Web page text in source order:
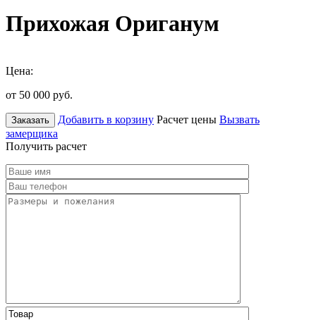
Прихожая Ориганум
Цена:
от 50 000 руб.
Заказать Добавить в корзину Расчет цены Вызвать
замерщика
Получить расчет